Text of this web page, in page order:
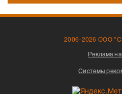
2006-2026 ООО
Реклама
Системы